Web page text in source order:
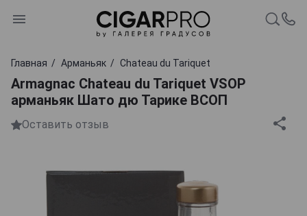
Главная Арманьяк Chаteau du Tariquet
Armagnac Chateau du Tariquet VSOP
арманьяк Шато дю Тарике ВСОП
Оставить отзыв